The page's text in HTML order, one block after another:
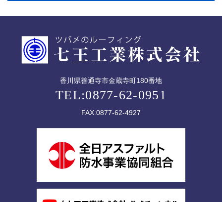
香川県善通寺市金蔵寺町180番地
TEL:0877-62-0951
FAX:0877-62-4927